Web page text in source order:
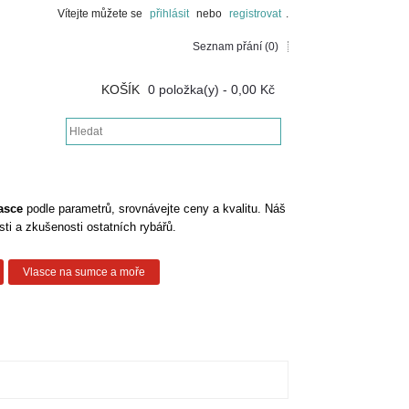
Vítejte můžete se přihlásit nebo registrovat .
Seznam přání (0)
KOŠÍK 0 položka(y) - 0,00 Kč
podle parametrů, srovnávejte ceny a kvalitu. Náš
a zkušenosti ostatních rybářů.
Vlasce na sumce a moře